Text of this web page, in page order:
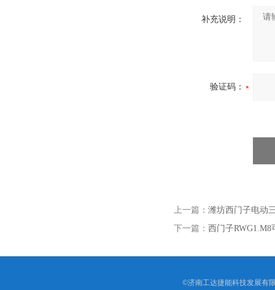
补充说明：
验证码：
上一篇： 潍坊西门子电动
下一篇： 西门子
©济南工达捷能科技发展有